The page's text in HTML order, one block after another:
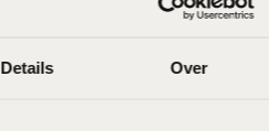
Details Over
Saphir und 24 Diamanten